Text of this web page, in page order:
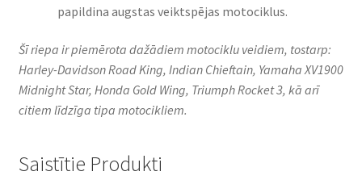
papildina augstas veiktspējas motociklus.​
Šī riepa ir piemērota dažādiem motociklu veidiem, tostarp:
Harley-Davidson Road King, Indian Chieftain, Yamaha XV1900
Midnight Star, Honda Gold Wing, Triumph Rocket 3, kā arī
citiem līdzīga tipa motocikliem.
Saistītie Produkti